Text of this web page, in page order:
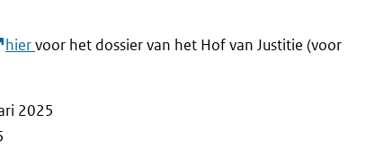
hiervoor het dossier van het Hof van Justitie (voor
2025